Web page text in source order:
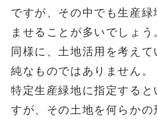
ですが、その中でも生産
ませることが多いでしょう
同様に、土地活用を考え
純なものではありません。
特定生産緑地に指定すると
すが、その土地を何らか